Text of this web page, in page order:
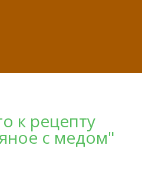
к рецепту
с медом"